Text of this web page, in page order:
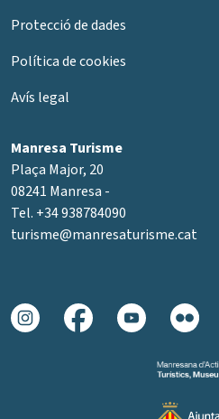
Manresa Turisme
Plaça Major, 20
08241 Manresa -
Tel. +34 938784090
turisme@manresaturisme.cat
Protecció de dades
Política de cookies
Avís legal